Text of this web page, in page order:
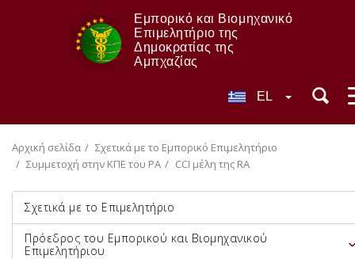
Εμπορικό και Βιομηχανικό
Επιμελητήριο της
Δημοκρατίας της
Αμπχαζίας
EL
Αρχική σελίδα
Σχετικά με το Εμπορικό Επιμελητήριο
Συμμετοχή στην ΚΠΕ του ΡΑ
CCI μέλη της RA
Σχετικά με το Επιμελητήριο
Πρόεδρος του Εμπορικού και Βιομηχανικού
Επιμελητήριου